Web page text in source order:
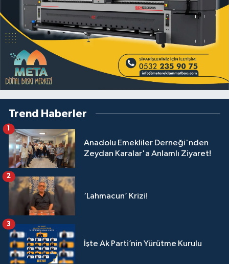
Trend Haberler
Anadolu Emekliler Derneği'nden
Zeydan Karalar'a Anlamlı Ziyaret!
1
‘Lahmacun’ Krizi!
2
İşte Ak Parti’nin Yürütme Kurulu
3